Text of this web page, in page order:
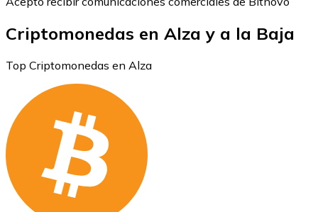
Criptomonedas en Alza y a la Baja
Top Criptomonedas en Alza